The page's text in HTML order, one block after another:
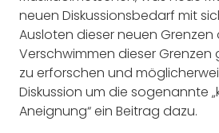
neuen Diskussionsbedarf mit
Ausloten dieser neuen
Verschwimmen dieser
zu erforschen und
Diskussion um die sogenannte
Aneignung“ ein Beitrag dazu.